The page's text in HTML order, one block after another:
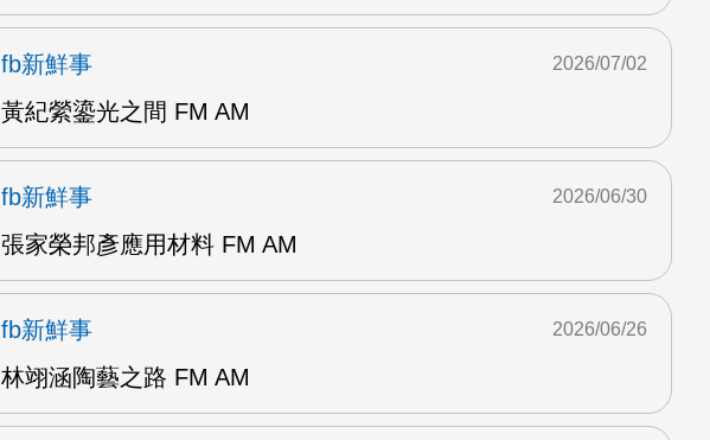
fb新鮮事
黃紀縈鎏光之間 FM AM
2026/07/02
fb新鮮事
張家榮邦彥應用材料 FM AM
2026/06/30
fb新鮮事
林翊涵陶藝之路 FM AM
2026/06/26